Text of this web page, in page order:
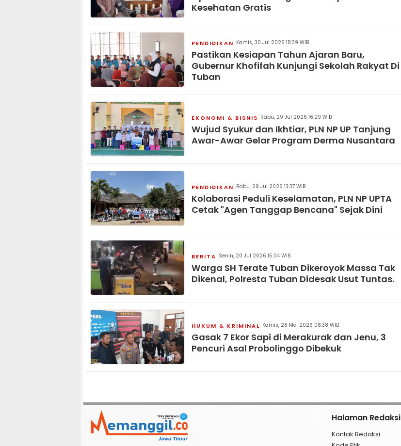
Kesehatan Gratis
PENDIDIKAN Kamis, 30 Jul 2026 18:39 WIB
Pastikan Kesiapan Tahun Ajaran Baru,
Gubernur Khofifah Kunjungi Sekolah Rakyat Di
Tuban
EKONOMI & BISNIS Rabu, 29 Jul 2026 16:29 WIB
Wujud Syukur dan Ikhtiar, PLN NP UP Tanjung
Awar-Awar Gelar Program Derma Nusantara
PENDIDIKAN Rabu, 29 Jul 2026 13:37 WIB
Kolaborasi Peduli Keselamatan, PLN NP UPTA
Cetak "Agen Tanggap Bencana" Sejak Dini
BERITA Senin, 20 Jul 2026 15:04 WIB
Warga SH Terate Tuban Dikeroyok Massa Tak
Dikenal, Polresta Tuban Didesak Usut Tuntas.
HUKUM & KRIMINAL Kamis, 28 Mei 2026 08:38 WIB
Gasak 7 Ekor Sapi di Merakurak dan Jenu, 3
Pencuri Asal Probolinggo Dibekuk
Halaman Redaksi
Kontak Redaksi